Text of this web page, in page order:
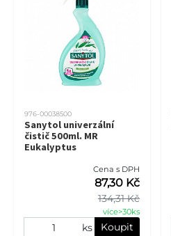
976-00038500
Sanytol univerzální
čistič 500ml. MR
Eukalyptus
Cena s DPH
134,31 Kč
87,30 Kč
více>30ks
ks Koupit